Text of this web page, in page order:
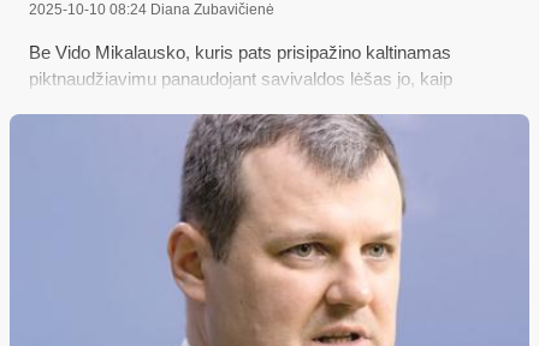
2025-10-10 08:24 Diana Zubavičienė
Be Vido Mikalausko, kuris pats prisipažino kaltinamas
piktnaudžiavimu panaudojant savivaldos lėšas jo, kaip
metu atlieka ikiteisminį tyrimą ir dėl kitų 2019-2023 m.
kadencijos Varėnos rajono savivaldybės tarybos narių galimų
tokių pat nusikalstamų veikų; bet štai Seimas prieš porą
savaičių priėmė vadinamųjų „čekutininkų“ atsakomybę
gerokai švelninančias Baudžiamojo kodekso pataisas (už
kurias balsavo ir Seimo narys Martynas Katelynas), o
Prezidento Gitano Nausėdos jau pareikšto veto toms